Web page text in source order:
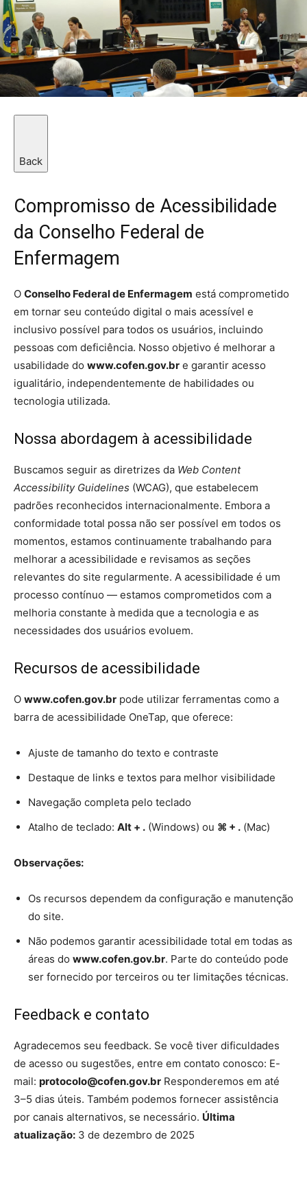
Back
Compromisso de Acessibilidade
da Conselho Federal de
Enfermagem
O Conselho Federal de Enfermagem está comprometido
em tornar seu conteúdo digital o mais acessível e
inclusivo possível para todos os usuários, incluindo
pessoas com deficiência. Nosso objetivo é melhorar a
usabilidade do www.cofen.gov.br e garantir acesso
igualitário, independentemente de habilidades ou
tecnologia utilizada.
Nossa abordagem à acessibilidade
Buscamos seguir as diretrizes da Web Content
Accessibility Guidelines (WCAG), que estabelecem
padrões reconhecidos internacionalmente. Embora a
conformidade total possa não ser possível em todos os
momentos, estamos continuamente trabalhando para
melhorar a acessibilidade e revisamos as seções
relevantes do site regularmente. A acessibilidade é um
processo contínuo — estamos comprometidos com a
melhoria constante à medida que a tecnologia e as
necessidades dos usuários evoluem.
Recursos de acessibilidade
O www.cofen.gov.br pode utilizar ferramentas como a
barra de acessibilidade OneTap, que oferece:
Ajuste de tamanho do texto e contraste
Destaque de links e textos para melhor visibilidade
Navegação completa pelo teclado
Atalho de teclado: Alt + . (Windows) ou ⌘ + . (Mac)
Observações:
Os recursos dependem da configuração e manutenção
do site.
Não podemos garantir acessibilidade total em todas as
áreas do www.cofen.gov.br. Parte do conteúdo pode
ser fornecido por terceiros ou ter limitações técnicas.
Feedback e contato
Agradecemos seu feedback. Se você tiver dificuldades
de acesso ou sugestões, entre em contato conosco: E-
mail: protocolo@cofen.gov.br Responderemos em até
3–5 dias úteis. Também podemos fornecer assistência
por canais alternativos, se necessário. Última
atualização: 3 de dezembro de 2025